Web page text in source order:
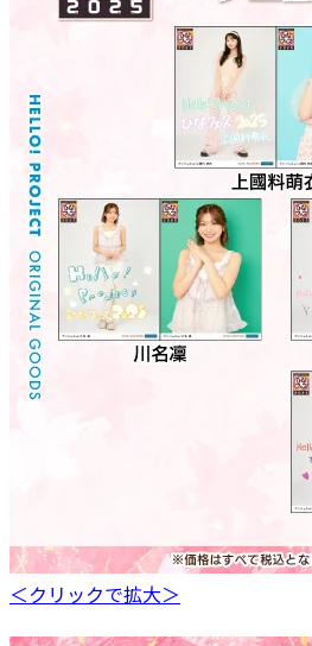
＜クリックで拡大＞